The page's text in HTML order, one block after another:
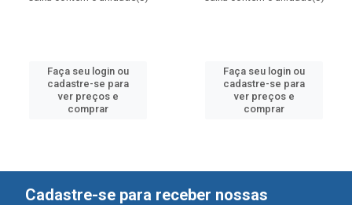
Faça seu login ou
cadastre-se para
ver preços e
comprar
Faça seu login ou
cadastre-se para
ver preços e
comprar
Cadastre-se para receber nossas